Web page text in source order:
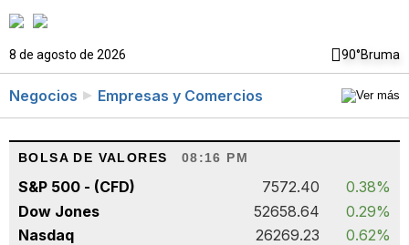
8 de agosto de 2026 90°Bruma
Negocios Empresas y Comercios
BOLSA DE VALORES 08:16 PM
S&P 500 - (CFD) 7572.40
0.38%
Dow Jones
52658.64
0.29%
Nasdaq
26269.23 0.62%